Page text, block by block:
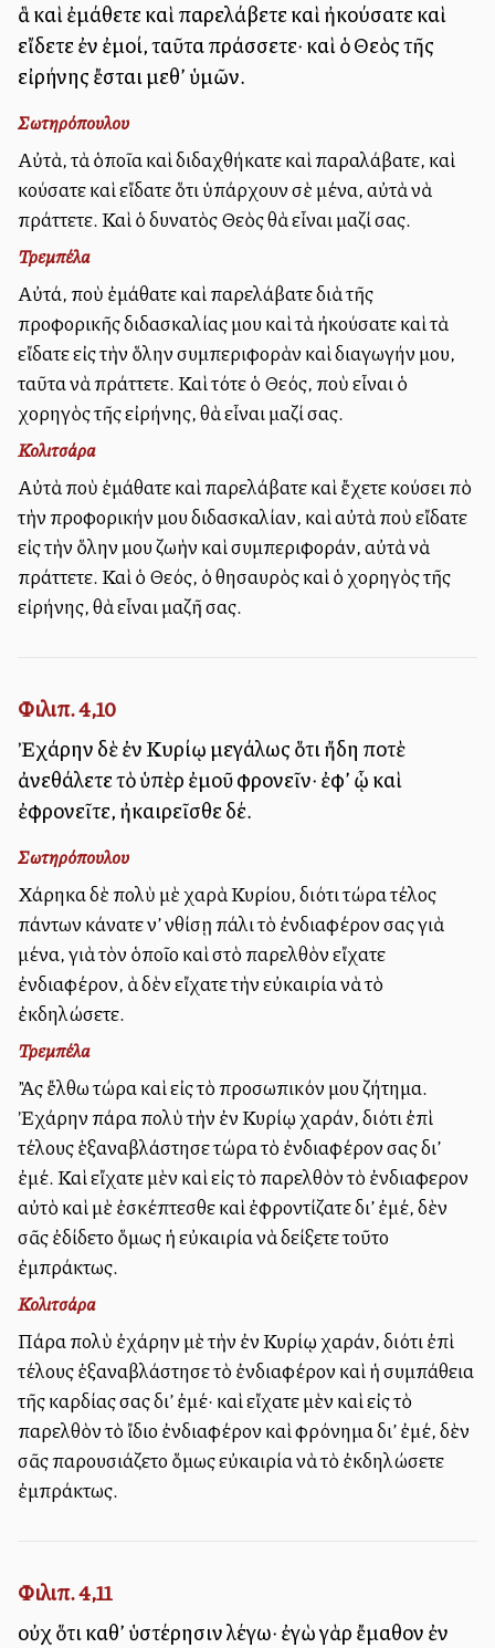
ἃ καὶ ἐμάθετε καὶ παρελάβετε καὶ ἠκούσατε καὶ
εἴδετε ἐν ἐμοί, ταῦτα πράσσετε· καὶ ὁ Θεὸς τῆς
εἰρήνης ἔσται μεθ’ ὑμῶν.
Σωτηρόπουλου
Αὐτὰ, τὰ ὁποῖα καὶ διδαχθήκατε καὶ παραλάβατε, καὶ
ἀκούσατε καὶ εἴδατε ὅτι ὑπάρχουν σὲ μένα, αὐτὰ νὰ
πράττετε. Καὶ ὁ δυνατὸς Θεὸς θὰ εἶναι μαζί σας.
Τρεμπέλα
Αὐτά, ποὺ ἐμάθατε καὶ παρελάβατε διὰ τῆς
προφορικῆς διδασκαλίας μου καὶ τὰ ἠκούσατε καὶ τὰ
εἴδατε εἰς τὴν ὅλην συμπεριφορὰν καὶ διαγωγήν μου,
ταῦτα νὰ πράττετε. Καὶ τότε ὁ Θεός, ποὺ εἶναι ὁ
χορηγὸς τῆς εἰρήνης, θὰ εἶναι μαζί σας.
Κολιτσάρα
Αὐτὰ ποὺ ἐμάθατε καὶ παρελάβατε καὶ ἔχετε ἀκούσει ἀπὸ
τὴν προφορικήν μου διδασκαλίαν, καὶ αὐτὰ ποὺ εἴδατε
εἰς τὴν ὅλην μου ζωὴν καὶ συμπεριφοράν, αὐτὰ νὰ
πράττετε. Καὶ ὁ Θεός, ὁ θησαυρὸς καὶ ὁ χορηγὸς τῆς
εἰρήνης, θὰ εἶναι μαζῆ σας.
Φιλιπ. 4,10
Ἐχάρην δὲ ἐν Κυρίῳ μεγάλως ὅτι ἤδη ποτὲ
ἀνεθάλετε τὸ ὑπὲρ ἐμοῦ φρονεῖν· ἐφ’ ᾧ καὶ
ἐφρονεῖτε, ἠκαιρεῖσθε δέ.
Σωτηρόπουλου
Χάρηκα δὲ πολὺ μὲ χαρὰ Κυρίου, διότι τώρα τέλος
πάντων κάνατε ν’ ἀνθίσῃ πάλι τὸ ἐνδιαφέρον σας γιὰ
μένα, γιὰ τὸν ὁποῖο καὶ στὸ παρελθὸν εἴχατε
ἐνδιαφέρον, ἀλλὰ δὲν εἴχατε τὴν εὐκαιρία νὰ τὸ
ἐκδηλώσετε.
Τρεμπέλα
Ἂς ἔλθω τώρα καὶ εἰς τὸ προσωπικόν μου ζήτημα.
Ἐχάρην πάρα πολὺ τὴν ἐν Κυρίῳ χαράν, διότι ἐπὶ
τέλους ἑξαναβλάστησε τώρα τὸ ἐνδιαφέρον σας δι’
ἐμέ. Καὶ εἴχατε μὲν καὶ εἰς τὸ παρελθὸν τὸ ἐνδιαφερον
αὐτὸ καὶ μὲ ἐσκέπτεσθε καὶ ἐφροντίζατε δι’ ἐμέ, δὲν
σᾶς ἐδίδετο ὅμως ἡ εὐκαιρία νὰ δείξετε τοῦτο
ἐμπράκτως.
Κολιτσάρα
Πάρα πολὺ ἐχάρην μὲ τὴν ἐν Κυρίῳ χαράν, διότι ἐπὶ
τέλους ἐξαναβλάστησε τὸ ἐνδιαφέρον καὶ ἡ συμπάθεια
τῆς καρδίας σας δι’ ἐμέ· καὶ εἴχατε μὲν καὶ εἰς τὸ
παρελθὸν τὸ ἴδιο ἐνδιαφέρον καὶ φρόνημα δι’ ἐμέ, δὲν
σᾶς παρουσιάζετο ὅμως εὐκαιρία νὰ τὸ ἐκδηλώσετε
ἐμπράκτως.
Φιλιπ. 4,11
οὐχ ὅτι καθ’ ὑστέρησιν λέγω· ἐγὼ γὰρ ἔμαθον ἐν